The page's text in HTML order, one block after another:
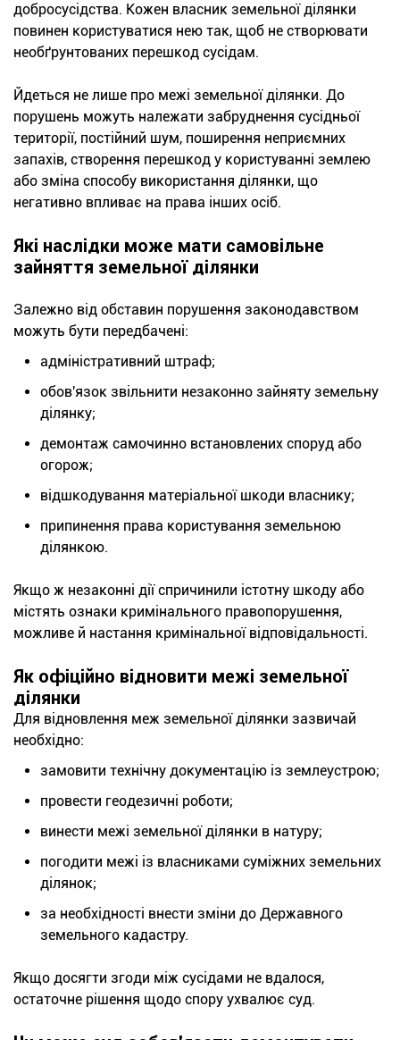
добросусідства. Кожен власник земельної ділянки
повинен користуватися нею так, щоб не створювати
необґрунтованих перешкод сусідам.
Йдеться не лише про межі земельної ділянки. До
порушень можуть належати забруднення сусідньої
території, постійний шум, поширення неприємних
запахів, створення перешкод у користуванні землею
або зміна способу використання ділянки, що
негативно впливає на права інших осіб.
Які наслідки може мати самовільне
зайняття земельної ділянки
Залежно від обставин порушення законодавством
можуть бути передбачені:
адміністративний штраф;
обов'язок звільнити незаконно зайняту земельну
ділянку;
демонтаж самочинно встановлених споруд або
огорож;
відшкодування матеріальної шкоди власнику;
припинення права користування земельною
ділянкою.
Якщо ж незаконні дії спричинили істотну шкоду або
містять ознаки кримінального правопорушення,
можливе й настання кримінальної відповідальності.
Як офіційно відновити межі земельної
ділянки
Для відновлення меж земельної ділянки зазвичай
необхідно:
замовити технічну документацію із землеустрою;
провести геодезичні роботи;
винести межі земельної ділянки в натуру;
погодити межі із власниками суміжних земельних
ділянок;
за необхідності внести зміни до Державного
земельного кадастру.
Якщо досягти згоди між сусідами не вдалося,
остаточне рішення щодо спору ухвалює суд.